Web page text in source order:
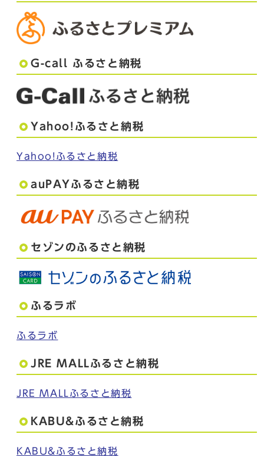
G-call ふるさと納税
Yahoo!ふるさと納税
Yahoo!ふるさと納税
auPAYふるさと納税
セゾンのふるさと納税
ふるラボ
ふるラボ
JRE MALLふるさと納税
JRE MALLふるさと納税
KABU&ふるさと納税
KABU&ふるさと納税